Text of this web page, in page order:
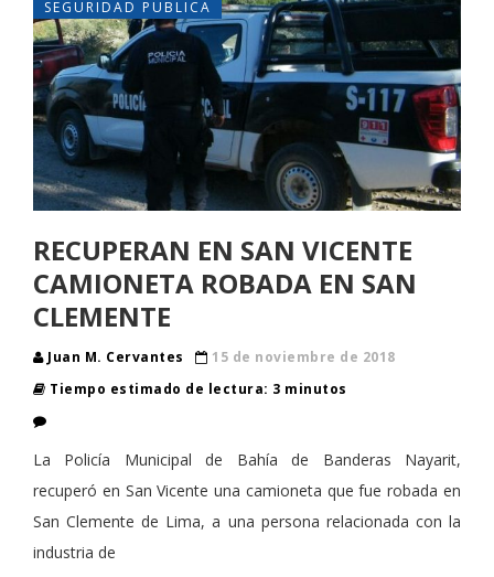
SEGURIDAD PUBLICA
RECUPERAN EN SAN VICENTE
CAMIONETA ROBADA EN SAN
CLEMENTE
Juan M. Cervantes
15 de noviembre de 2018
Tiempo estimado de lectura: 3 minutos
La Policía Municipal de Bahía de Banderas Nayarit,
recuperó en San Vicente una camioneta que fue robada en
San Clemente de Lima, a una persona relacionada con la
industria de